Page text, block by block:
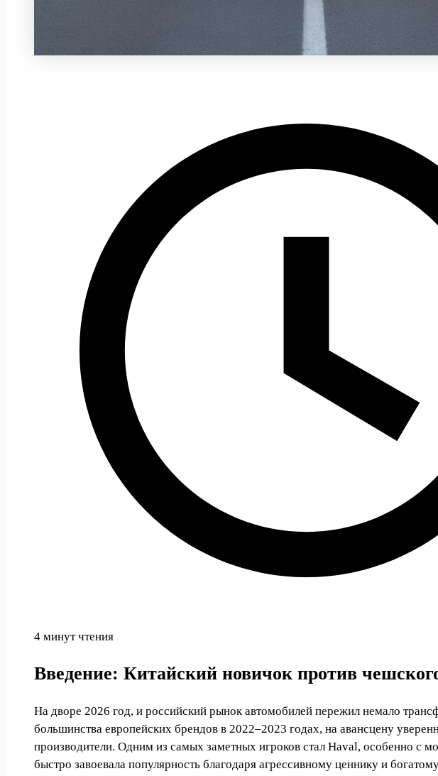
4 минут чтения
Введение: Китайский новичок против
На дворе 2026 год, и российский рынок автомобилей пережил немало
большинства европейских брендов в 2022–2023 годах, на авансцену
производители. Одним из самых заметных игроков стал Haval, особенно с
быстро завоевала популярность благодаря агрессивному ценнику и